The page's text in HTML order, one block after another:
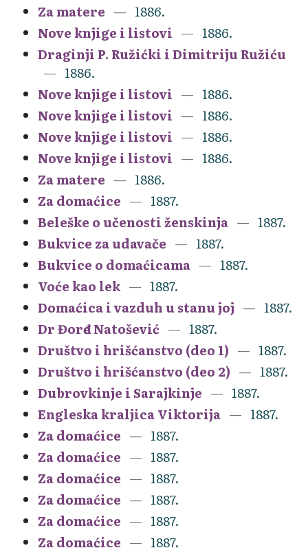
Za matere
1886.
Nove knjige i listovi
1886.
Draginji P. Ružićki i Dimitriju Ružiću
1886.
Nove knjige i listovi
1886.
Nove knjige i listovi
1886.
Nove knjige i listovi
1886.
Nove knjige i listovi
1886.
Za matere
1886.
Za domaćice
1887.
Beleške o učenosti ženskinja
1887.
Bukvice za udavače
1887.
Bukvice o domaćicama
1887.
Voće kao lek
1887.
Domaćica i vazduh u stanu joj
1887.
Dr Đorđe Natošević
1887.
Društvo i hrišćanstvo (deo 1)
1887.
Društvo i hrišćanstvo (deo 2)
1887.
Dubrovkinje i Sarajkinje
1887.
Engleska kraljica Viktorija
1887.
Za domaćice
1887.
Za domaćice
1887.
Za domaćice
1887.
Za domaćice
1887.
Za domaćice
1887.
Za domaćice
1887.